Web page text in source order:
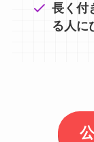
長く付
る人に